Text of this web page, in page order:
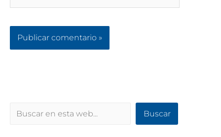
Buscar Buscar